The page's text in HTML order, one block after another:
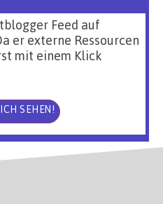
Feed auf
er externe Ressourcen
mit einem Klick
SEHEN!